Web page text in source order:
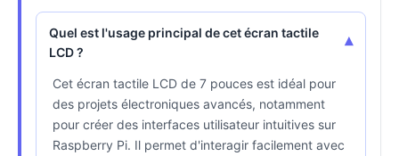
Quel est l'usage principal de cet écran tactile
LCD ?
▾
Cet écran tactile LCD de 7 pouces est idéal pour
des projets électroniques avancés, notamment
pour créer des interfaces utilisateur intuitives sur
Raspberry Pi. Il permet d'interagir facilement avec